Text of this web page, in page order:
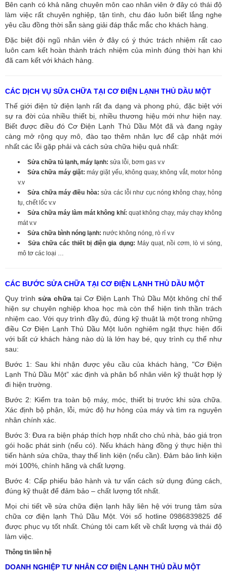
Bên cạnh có khả năng chuyên môn cao nhân viên ở đây có thái độ
làm việc rất chuyên nghiệp, tận tình, chu đáo luôn biết lắng nghe
yêu cầu đồng thời sẵn sàng giải đáp thắc mắc cho khách hàng.
Đặc biệt đội ngũ nhân viên ở đây có ý thức trách nhiệm rất cao
luôn cam kết hoàn thành trách nhiệm của mình đúng thời hạn khi
đã cam kết với khách hàng.
CÁC DỊCH VỤ SỮA CHỮA TẠI CƠ ĐIỆN LẠNH THỦ DẦU MỘT
Thế giới điện tử điện lạnh rất đa dạng và phong phú, đặc biệt với
sự ra đời của nhiều thiết bị, nhiều thương hiệu mới như hiện nay.
Biết được điều đó Cơ Điện Lạnh Thủ Dầu Một đã và đang ngày
càng mở rộng quy mô, đào tạo thêm nhân lực để cập nhật mới
nhất các lỗi gặp phải và cách sửa chữa hiệu quả nhất:
Sửa chữa tủ lạnh, máy lạnh: sửa lỗi, bơm gas v.v
Sửa chữa máy giặt:máy giặt yếu, không quay, không vắt, motor hỏng
v.v
Sửa chữa máy điều hòa: sửa các lỗi như cục nóng không chạy, hỏng
tụ, chết lốc v.v
Sửa chữa máy làm mát không khí: quạt không chạy, máy chạy không
mát v.v
Sửa chữa bình nóng lạnh: nước không nóng, rò rỉ v.v
Sửa chữa các thiết bị điện gia dụng: Máy quạt, nồi cơm, lò vi sóng,
mô tơ các loại …
CÁC BƯỚC SỬA CHỮA TẠI CƠ ĐIỆN LẠNH THỦ DẦU MỘT
Quy trình sửa chữa tại Cơ Điện Lạnh Thủ Dầu Một không chỉ thể
hiện sự chuyên nghiệp khoa học mà còn thể hiện tinh thần trách
nhiệm cao. Với quy trình đầy đủ, đúng kỹ thuật là một trong những
điều Cơ Điện Lạnh Thủ Dầu Một luôn nghiêm ngặt thực hiện đối
với bất cứ khách hàng nào dù là lớn hay bé, quy trình cụ thể như
sau:
Bước 1: Sau khi nhận được yêu cầu của khách hàng, "Cơ Điện
Lạnh Thủ Dầu Một” xác định và phân bổ nhân viên kỹ thuật hợp lý
đi hiện trường.
Bước 2: Kiểm tra toàn bộ máy, móc, thiết bị trước khi sửa chữa.
Xác định bộ phận, lỗi, mức độ hư hỏng của máy và tìm ra nguyên
nhân chính xác.
Bước 3: Đưa ra biện pháp thích hợp nhất cho chủ nhà, báo giá trọn
gói hoặc phát sinh (nếu có). Nếu khách hàng đồng ý thực hiện thì
tiến hành sửa chữa, thay thế linh kiện (nếu cần). Đảm bảo linh kiện
mới 100%, chính hãng và chất lượng.
Bước 4: Cấp phiếu bảo hành và tư vấn cách sử dụng đúng cách,
đúng kỹ thuật để đảm bảo – chất lượng tốt nhất.
Mọi chi tiết về sửa chữa điện lạnh hãy liên hệ với trung tâm sửa
chữa cơ điện lạnh Thủ Dầu Một. Với số hotline 0986839825 để
được phục vụ tốt nhất. Chúng tôi cam kết về chất lượng và thái độ
làm việc.
Thông tin liên hệ
DOANH NGHIỆP TƯ NHÂN CƠ ĐIỆN LẠNH THỦ DẦU MỘT